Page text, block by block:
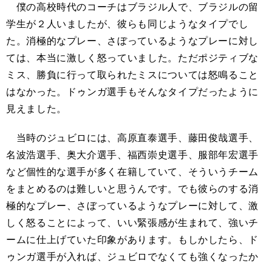
僕の高校時代のコーチはブラジル人で、ブラジルの留
学生が２人いましたが、彼らも同じようなタイプでし
た。消極的なプレー、さぼっているようなプレーに対し
ては、本当に激しく怒っていました。ただポジティブな
ミス、勝負に行って取られたミスについては怒鳴ること
はなかった。ドゥンガ選手もそんなタイプだったように
見えました。
当時のジュビロには、高原直泰選手、藤田俊哉選手、
名波浩選手、奥大介選手、福西崇史選手、服部年宏選手
など個性的な選手が多く在籍していて、そういうチーム
をまとめるのは難しいと思うんです。でも彼らのする消
極的なプレー、さぼっているようなプレーに対して、激
しく怒ることによって、いい緊張感が生まれて、強いチ
ームに仕上げていた印象があります。もしかしたら、ド
ゥンガ選手が入れば、ジュビロでなくても強くなったか